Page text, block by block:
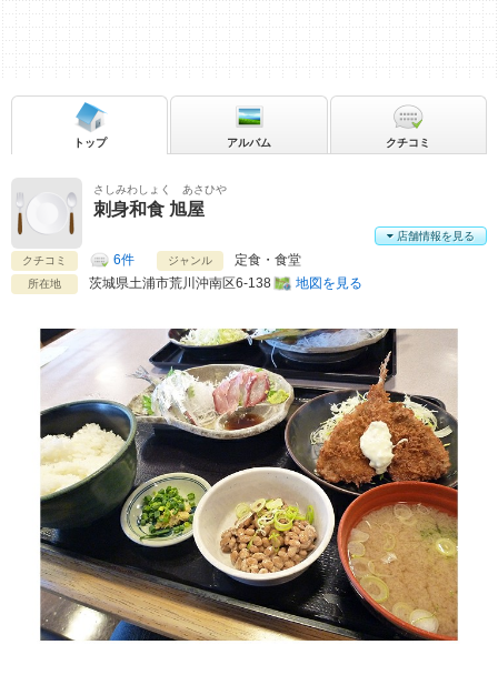
さしみわしょく あさひや
刺身和食 旭屋
クチコミ 6件 ジャンル 定食・食堂
所在地 茨城県土浦市荒川沖南区6-138 地図を見る
店舗情報を見る
トップ アルバム クチコミ